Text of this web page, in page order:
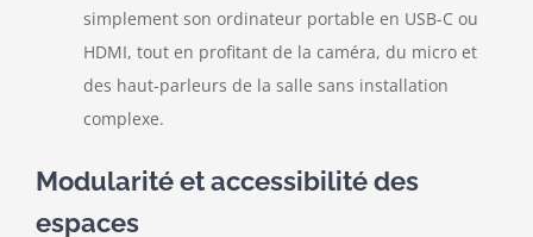
simplement son ordinateur portable en USB-C ou
HDMI, tout en profitant de la caméra, du micro et
des haut-parleurs de la salle sans installation
complexe.
Modularité et accessibilité des
espaces